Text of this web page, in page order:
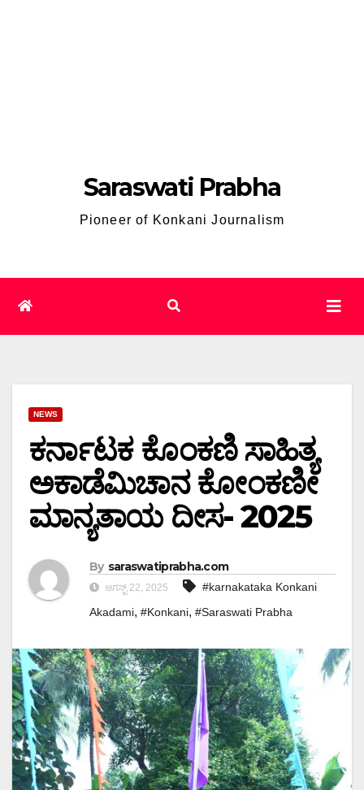
Saraswati Prabha
Pioneer of Konkani Journalism
NEWS
ಕರ್ನಾಟಕ ಕೊಂಕಣಿ ಸಾಹಿತ್ಯ
ಅಕಾಡೆಮಿಚಾನ ಕೋಂಕಣೀ
ಮಾನ್ಯತಾಯ ದೀಸ- 2025
By saraswatiprabha.com
ಆಗಸ್ಟ್ 22, 2025
#karnakataka Konkani
Akadami, #Konkani, #Saraswati Prabha